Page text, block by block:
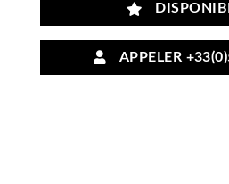
APPELER